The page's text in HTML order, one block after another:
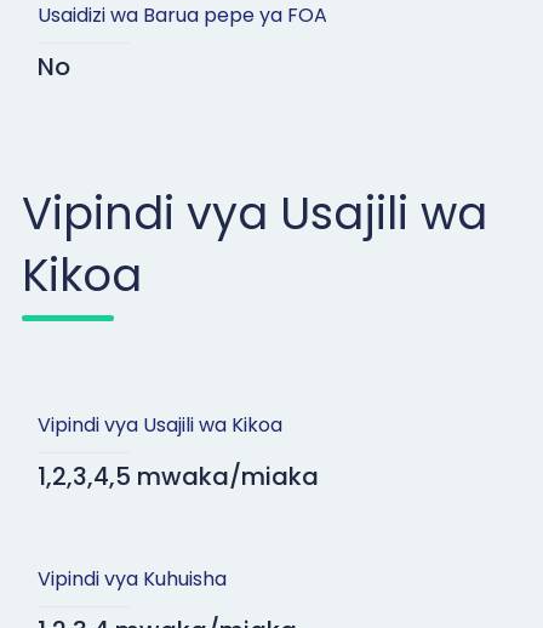
Usaidizi wa Barua pepe ya FOA
No
Vipindi vya Usajili wa
Kikoa
Vipindi vya Usajili wa Kikoa
1,2,3,4,5 mwaka/miaka
Vipindi vya Kuhuisha